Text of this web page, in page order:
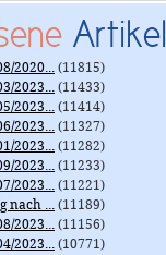
Artikel
2020...(11815)
2023...(11433)
2023...(11414)
2023...(11327)
2023...(11282)
2023...(11233)
2023...(11221)
nach ...(11189)
2023...(11156)
2023...(10771)